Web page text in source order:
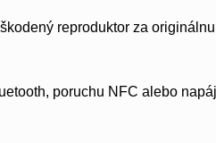
reproduktor za
poruchu NFC alebo